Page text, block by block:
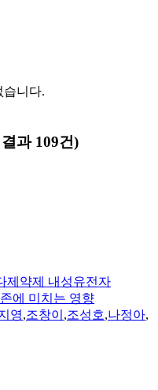
습니다.
과 109건)
제약제 내성유전자
에 미치는 영향
영,조창이 ,조성호,나정아,